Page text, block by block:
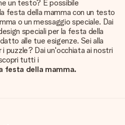
un testo? È possibile
festa della mamma con un testo
o un messaggio speciale. Dai
speciali per la festa della
alle tue esigenze. Sei alla
i puzzle? Dai un'occhiata ai nostri
tutti i
festa della mamma.